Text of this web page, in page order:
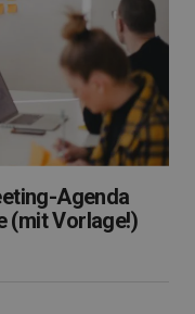
Agenda
(mit Vorlage!)